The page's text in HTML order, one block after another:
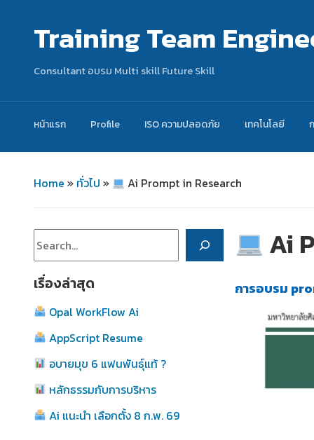
Training Team
Consultant อบรม Multi skill Future Skill
หน้าแรก Profile ISO ความปลอดภัย เทคโนโลยี
Home » ทั่วไป » Ai Prompt in Research
เรื่องล่าสุด
Opal WorkFlow Ai
AppScript Resume
อบายมุข 6 แฟนพันธุ์แท้ ?
หลักธรรมกับการบริหาร
Ai แนะนำ เลือกตั้ง 8 ก.พ. 69
Ai
การอบรม